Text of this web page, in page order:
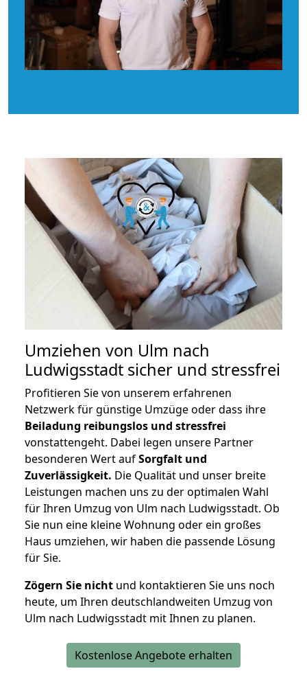
Umziehen von Ulm nach
Ludwigsstadt sicher und stressfrei
Profitieren Sie von unserem erfahrenen
Netzwerk für günstige Umzüge oder dass ihre
Beiladung reibungslos und stressfrei
vonstattengeht. Dabei legen unsere Partner
besonderen Wert aufSorgfalt und
Zuverlässigkeit. Die Qualität und unser breite
Leistungen machen uns zu der optimalen Wahl
für Ihren Umzug von Ulm nach Ludwigsstadt. Ob
Sie nun eine kleine Wohnung oder ein großes
Haus umziehen, wir haben die passende Lösung
für Sie.
Zögern Sie nicht und kontaktieren Sie uns noch
heute, um Ihren deutschlandweiten Umzug von
Ulm nach Ludwigsstadt mit Ihnen zu planen.
Kostenlose Angebote erhalten